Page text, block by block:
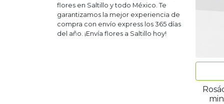
flores en Saltillo y todo México. Te
garantizamos la mejor experiencia de
compra con envío express los 365 días
del año. ¡Envía flores a Saltillo hoy!